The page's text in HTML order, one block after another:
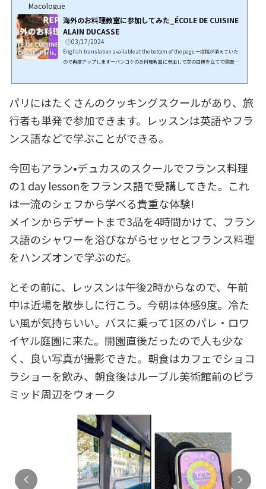
Macologue
海外のお料理教室に参加してみた_ÉCOLE DE CUISINE
ALAIN DUCASSE
03/17/2024
English translation available at the bottom of the page.ー投稿が消えていた
ので再度アップしますーバンコクのお料理教室に参加して次の目標を立てて帰国し
リでフランス語で受講するフランス料理のクラスを受講することにしました。パリ
うぞ！ 事前にスクールに電子メールで問い合わせをするも丁寧な返信が届いてテン
パリにはたくさんのクッキングスクールがあり、旅
行者も単発で参加できます。レッスンは英語やフラ
ンス語などで学ぶことができる。
今回もアラン•デュカスのスクールでフランス料理
の1 day lessonをフランス語で受講してきた。これ
は一流のシェフから学べる貴重な体験!
メインからデザートまで3品を4時間かけて、フラン
ス語のシャワーを浴びながらセッセとフランス料理
をハンズオンで学ぶのだ。
とその前に、レッスンは午後2時からなので、午前
中は近場を散歩しに行こう。今朝は体感9度。冷た
い風が気持ちいい。バスに乗って1区のパレ・ロワ
イヤル庭園に来た。開園直後だったので人も少な
く、良い写真が撮影できた。朝食はカフェでショコ
ラショーを飲み、朝食後はルーブル美術館前のピラ
ミッド周辺をウォーク